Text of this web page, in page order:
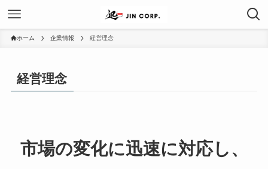
ホーム 企業情報 経営理念
経営理念
市場の変化に迅速に対応し、